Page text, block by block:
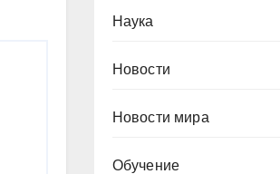
Наука
Новости
Новости мира
Обучение